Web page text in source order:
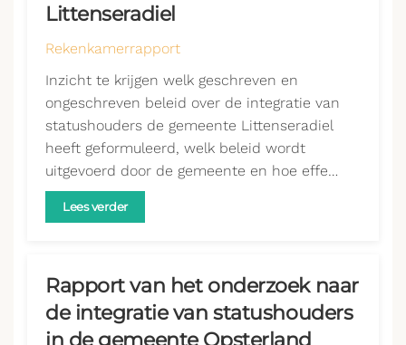
Littenseradiel
Rekenkamerrapport
Inzicht te krijgen welk geschreven en
ongeschreven beleid over de integratie van
statushouders de gemeente Littenseradiel
heeft geformuleerd, welk beleid wordt
uitgevoerd door de gemeente en hoe effe…
Lees verder
Rapport van het onderzoek naar
de integratie van statushouders
in de gemeente Opsterland